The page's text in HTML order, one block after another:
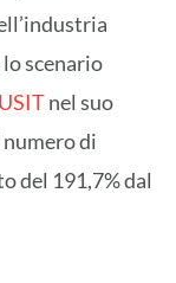
scenario
nel suo
di
del 191,7% dal